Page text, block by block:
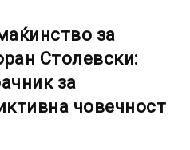
за
Столевски:
за
човечност